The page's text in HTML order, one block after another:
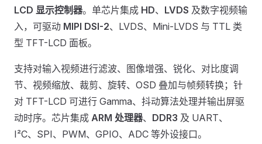
LCD 显示控制器。单芯片集成 HD、 LVDS 及数字视频输
入，可驱动 MIPI DSI-2、LVDS、Mini-LVDS 与 TTL 类
型 TFT-LCD 面板。
支持对输入视频进行滤波、图像增强、锐化、对比度调
节、视频缩放、裁剪、旋转、OSD 叠加与帧频转换；针
对 TFT-LCD 可进行 Gamma、抖动算法处理并输出屏驱
动时序。芯片集成 ARM 处理器、 DDR3 及 UART、
I²C、SPI、PWM、GPIO、ADC 等外设接口。